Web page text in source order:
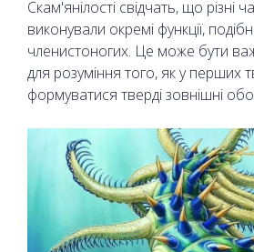
Скам'янілості свідчать, що різні
виконували окремі функції,
членистоногих. Це може бути
для розуміння того, як у перших
формуватися тверді зовнішні